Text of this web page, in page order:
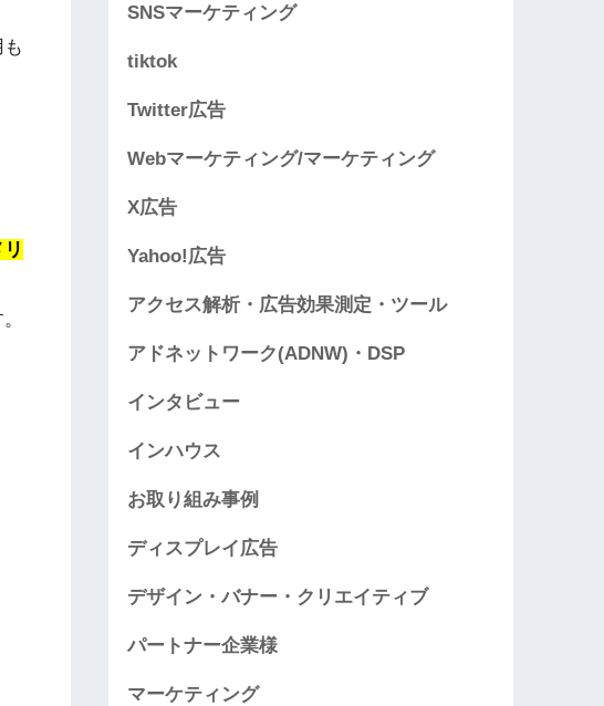
SNSマーケティング
tiktok
Twitter広告
Webマーケティング/マーケティング
X広告
Yahoo!広告
アクセス解析・広告効果測定・ツール
アドネットワーク(ADNW)・DSP
インタビュー
インハウス
お取り組み事例
ディスプレイ広告
デザイン・バナー・クリエイティブ
パートナー企業様
マーケティング